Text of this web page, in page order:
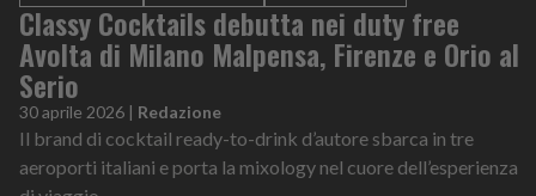
Classy Cocktails debutta nei duty free
Avolta di Milano Malpensa, Firenze e Orio al
Serio
30 aprile 2026 | Redazione
Il brand di cocktail ready-to-drink d’autore sbarca in tre
aeroporti italiani e porta la mixology nel cuore dell’esperienza